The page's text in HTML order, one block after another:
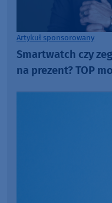
Artykuł sponsorowany
Smartwatch czy
na prezent? TOP